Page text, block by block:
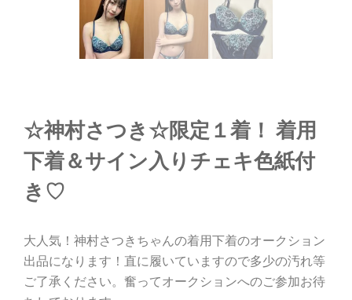
☆神村さつき☆限定１着！ 着用
下着＆サイン入りチェキ色紙付
き♡
大人気！神村さつきちゃんの着用下着のオークション
出品になります！直に履いていますので多少の汚れ等
ご了承ください。奮ってオークションへのご参加お待